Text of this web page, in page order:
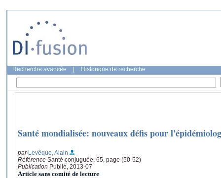
Recherche avancée Historique de recherche
Santé mondialisée: nouveaux défis pour
par Levêque, Alain
Référence Santé conjuguée, 65, page (50-52)
Publication Publié, 2013-07
Article sans comité de lecture